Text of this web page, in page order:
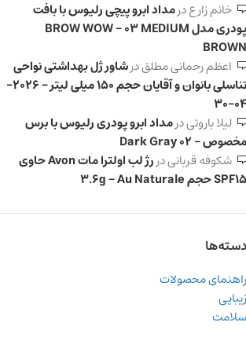
خانم زارعدرمداد ابرو پیچی رلیوس با بافت
پودری مدل BROW WOW – 03 MEDIUM
BROWN
اعظم رحمانی مطلقدرشاور ژل بهداشتی نواحی
تناسلی بانوان و آقایان حجم 150 میلی لیتر – 2026-
04-30
لیلا باروتیدرمداد ابرو پودری رلیوس با برس
مخصوص – 02 Dark Gray
شکوفه قربانیدر
رژ لب اولترا مات Avon حاوی
SPF15 حجم 3.6g – Au Naturale
دسته‌ها
راهنمای محصولات
زیبایی
سلامت